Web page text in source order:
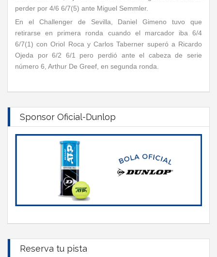
perder por 4/6 6/7(5) ante Miguel Semmler.
En el Challenger de Sevilla, Daniel Gimeno tuvo que
retirarse en primera ronda cuando el marcador iba 6/4
6/7(1) con Oriol Roca y Carlos Taberner superó a Ricardo
Ojeda por 6/2 6/1 pero perdió ante el cabeza de serie
número 6, Arthur De Greef, en segunda ronda.
Sponsor Oficial-Dunlop
Reserva tu pista